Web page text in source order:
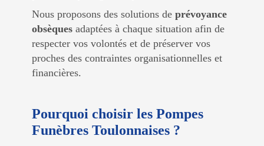
Nous proposons des solutions de prévoyance
obsèques adaptées à chaque situation afin de
respecter vos volontés et de préserver vos
proches des contraintes organisationnelles et
financières.
Pourquoi choisir les Pompes
Funèbres Toulonnaises ?